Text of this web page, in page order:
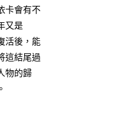
卡會有不
又是
活後，能
這結尾過
物的歸